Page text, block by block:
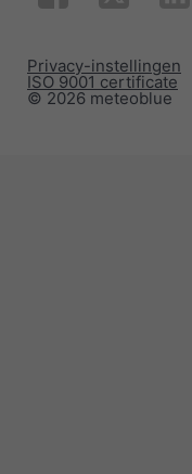
© 2026 meteoblue
ISO 9001 certificate
Privacy-instellingen